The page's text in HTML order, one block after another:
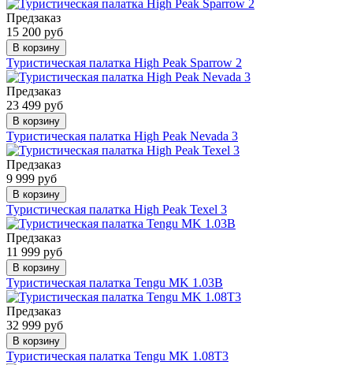
Предзаказ
15 200 руб
В корзину
Туристическая палатка High Peak Sparrow 2
Предзаказ
23 499 руб
В корзину
Туристическая палатка High Peak Nevada 3
Предзаказ
9 999 руб
В корзину
Туристическая палатка High Peak Texel 3
Предзаказ
11 999 руб
В корзину
Туристическая палатка Tengu MK 1.03B
Предзаказ
32 999 руб
В корзину
Туристическая палатка Tengu MK 1.08T3